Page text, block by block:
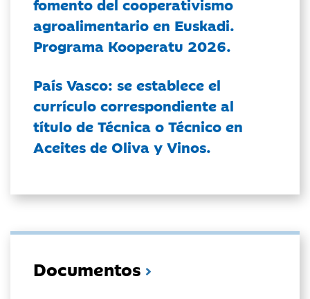
agroalimentario en Euskadi.
Programa Kooperatu 2026.
País Vasco: se establece el
currículo correspondiente al
título de Técnica o Técnico en
Aceites de Oliva y Vinos.
Documentos